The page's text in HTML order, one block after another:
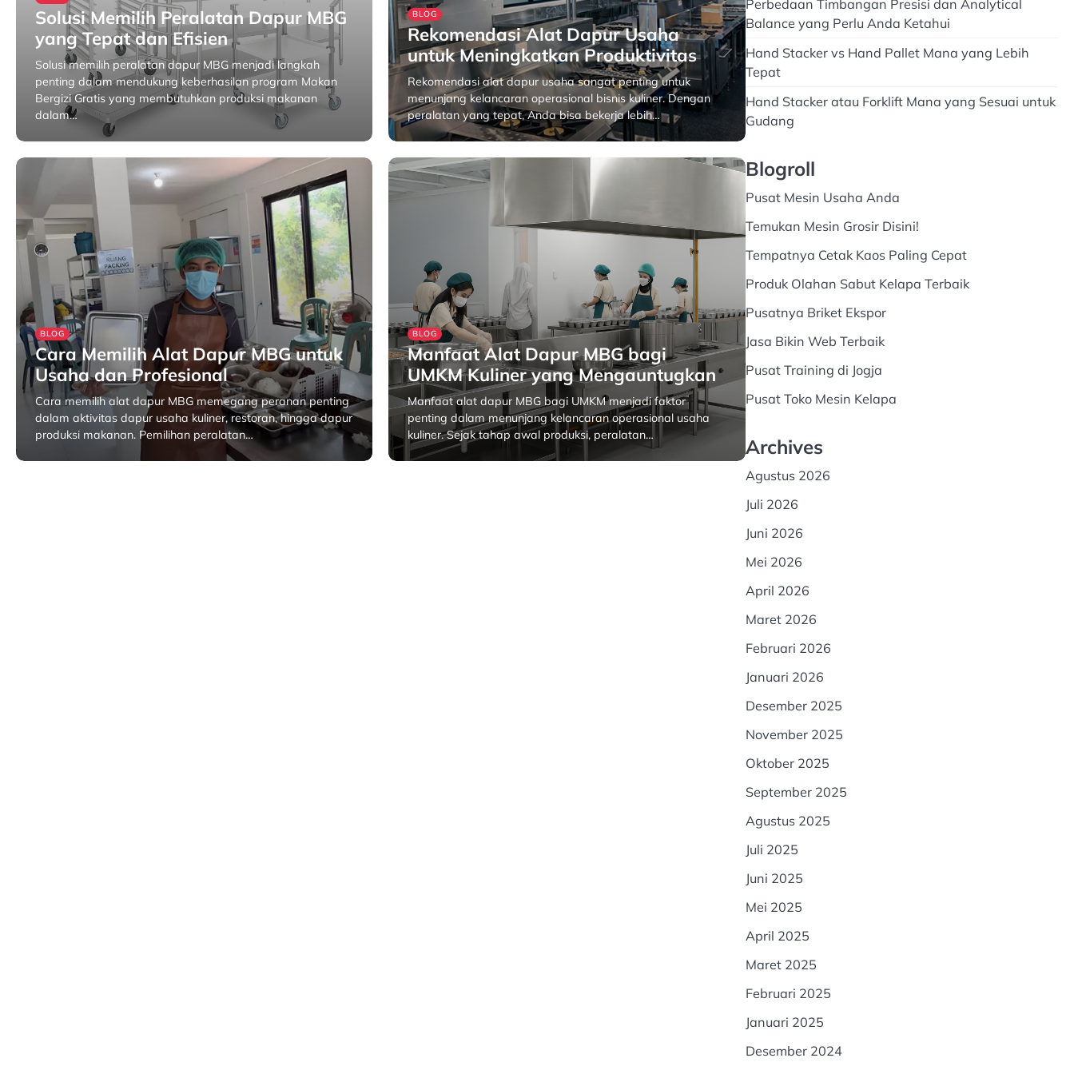
Solusi Memilih Peralatan Dapur MBG
yang Tepat dan Efisien
Solusi memilih peralatan dapur MBG menjadi langkah
penting dalam mendukung keberhasilan program Makan
Bergizi Gratis yang membutuhkan produksi makanan
dalam…
Juni 23, 2026
BLOG
Rekomendasi Alat Dapur Usaha
untuk Meningkatkan Produktivitas
Rekomendasi alat dapur usaha sangat penting untuk
menunjang kelancaran operasional bisnis kuliner. Dengan
peralatan yang tepat, Anda bisa bekerja lebih…
April 22, 2026
BLOG
Cara Memilih Alat Dapur MBG untuk
Usaha dan Profesional
Cara memilih alat dapur MBG memegang peranan penting
dalam aktivitas dapur usaha kuliner, restoran, hingga dapur
produksi makanan. Pemilihan peralatan…
Februari 12, 2026
BLOG
Manfaat Alat Dapur MBG bagi
UMKM Kuliner yang Mengauntugkan
Manfaat alat dapur MBG bagi UMKM menjadi faktor
penting dalam menunjang kelancaran operasional usaha
kuliner. Sejak tahap awal produksi, peralatan…
Januari 27, 2026
Perbedaan Timbangan Presisi dan Analytical
Balance yang Perlu Anda Ketahui
Hand Stacker vs Hand Pallet Mana yang Lebih
Tepat
Hand Stacker atau Forklift Mana yang Sesuai untuk
Gudang
Blogroll
Pusat Mesin Usaha Anda
Temukan Mesin Grosir Disini!
Tempatnya Cetak Kaos Paling Cepat
Produk Olahan Sabut Kelapa Terbaik
Pusatnya Briket Ekspor
Jasa Bikin Web Terbaik
Pusat Training di Jogja
Pusat Toko Mesin Kelapa
Archives
Agustus 2026
Juli 2026
Juni 2026
Mei 2026
April 2026
Maret 2026
Februari 2026
Januari 2026
Desember 2025
November 2025
Oktober 2025
September 2025
Agustus 2025
Juli 2025
Juni 2025
Mei 2025
April 2025
Maret 2025
Februari 2025
Januari 2025
Desember 2024